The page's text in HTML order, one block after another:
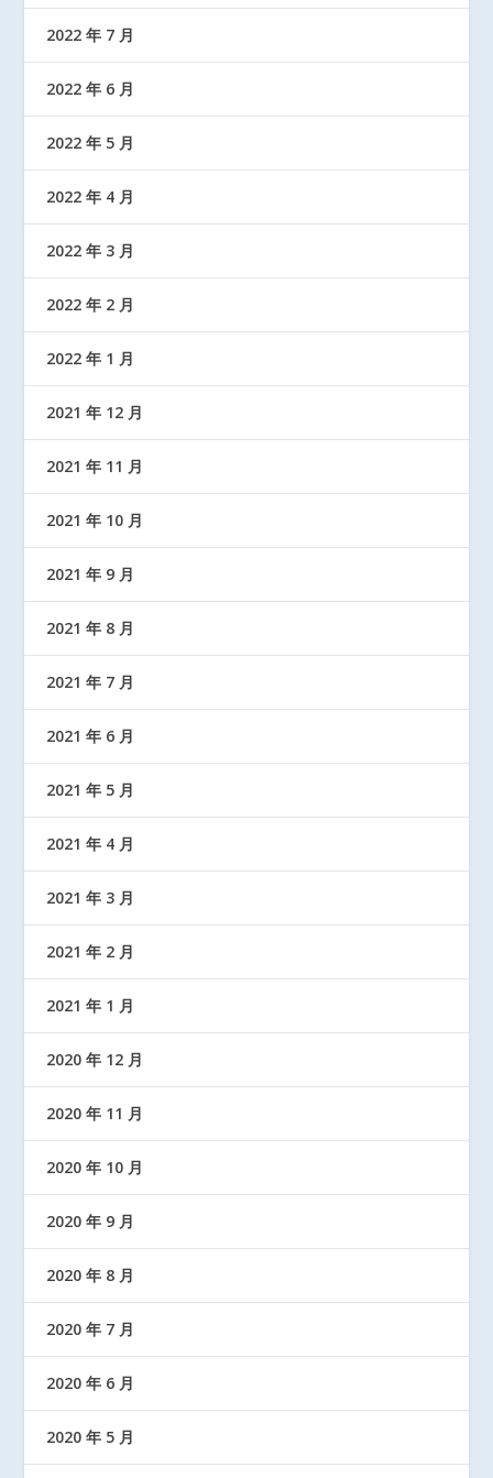
2022 年 7 月
2022 年 6 月
2022 年 5 月
2022 年 4 月
2022 年 3 月
2022 年 2 月
2022 年 1 月
2021 年 12 月
2021 年 11 月
2021 年 10 月
2021 年 9 月
2021 年 8 月
2021 年 7 月
2021 年 6 月
2021 年 5 月
2021 年 4 月
2021 年 3 月
2021 年 2 月
2021 年 1 月
2020 年 12 月
2020 年 11 月
2020 年 10 月
2020 年 9 月
2020 年 8 月
2020 年 7 月
2020 年 6 月
2020 年 5 月